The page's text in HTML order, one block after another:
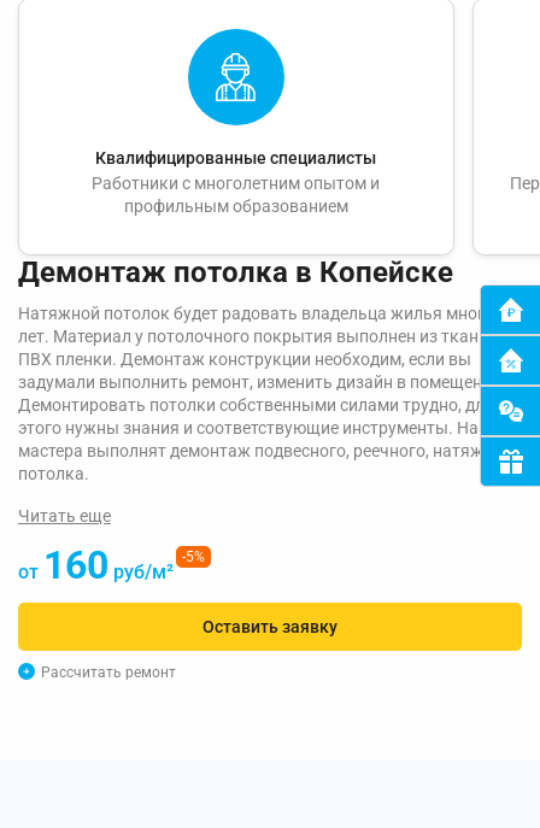
Квалифицированные специалисты
Работники с многолетним опытом и
профильным образованием
Демонтаж потолка в Копейске
Натяжной потолок будет радовать владельца жилья много
лет. Материал у потолочного покрытия выполнен из ткани и
ПВХ пленки. Демонтаж конструкции необходим, если вы
задумали выполнить ремонт, изменить дизайн в помещении.
Демонтировать потолки собственными силами трудно, для
этого нужны знания и соответствующие инструменты. Наши
мастера выполнят демонтаж подвесного, реечного, натяжного
потолка.
Читать еще
от 160 руб/м²
-5%
Оставить заявку
Рассчитать ремонт